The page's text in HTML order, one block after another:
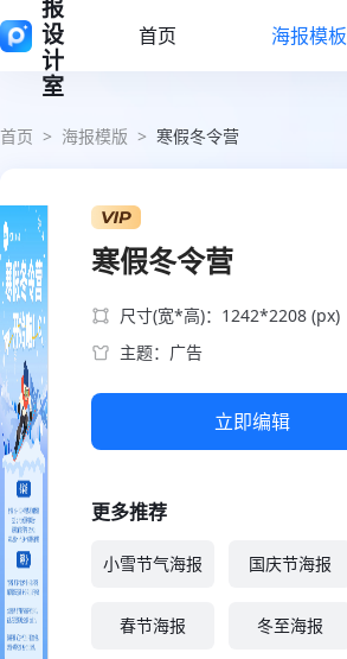
报
设
计
室
首页 海报模板
首页 > 海报模版 > 寒假冬令营
寒假冬令营
尺寸(宽*高)：1242*2208 (px)
主题：广告
立即编辑
更多推荐
小雪节气海报 国庆节海报
春节海报 冬至海报